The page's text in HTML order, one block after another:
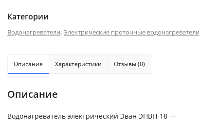
Категории
Водонагреватели, Электрические проточные водонагреватели
Описание Характеристики Отзывы (0)
Описание
Водонагреватель электрический Эван ЭПВН-18 —